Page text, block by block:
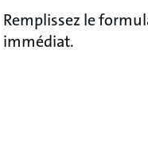
Remplissez le
immédiat.